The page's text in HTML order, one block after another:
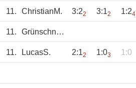
11. ChristianM. 3:22 3:12 1:24
11. Grünschnabel
11. LucasS. 2:12 1:03 1:0